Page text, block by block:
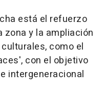
está el refuerzo
zona y la ampliación
como el
con el objetivo
intergeneracional